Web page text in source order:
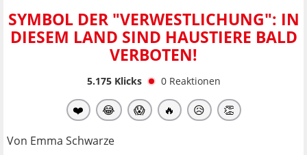
SYMBOL DER "VERWESTLICHUNG": IN
DIESEM LAND SIND HAUSTIERE BALD
VERBOTEN!
5.175Klicks 0 Reaktionen
❤️ 😂 😱 🔥 😥 👏
Von Emma Schwarze